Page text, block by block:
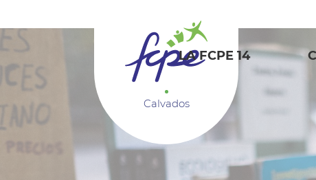
Calvados
LA FCPE 14